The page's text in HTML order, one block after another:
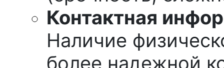
Контактная
Наличие
более надежной